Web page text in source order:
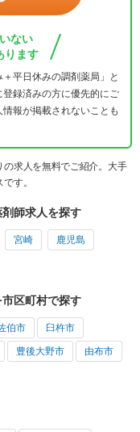
ない
ります
平日休みの調剤薬局」と
録済みの方に優先的にご
報が掲載されないことも
求人を無料でご紹介。大手
す。
師求人を探す
宮崎 鹿児島
区町村で探す
伯市 臼杵市
豊後大野市 由布市